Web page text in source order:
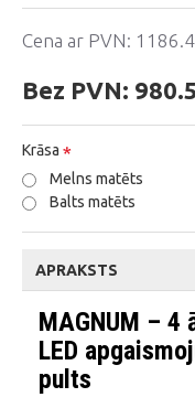
Cena ar PVN:
Bez PVN:
Krāsa
Melns matēts
Balts matēts
APRAKSTS
MAGNUM –
LED
pults